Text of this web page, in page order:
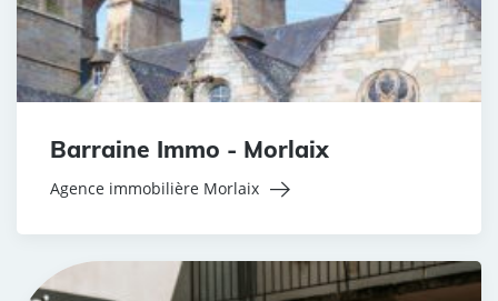
Barraine Immo - Morlaix
Agence immobilière Morlaix